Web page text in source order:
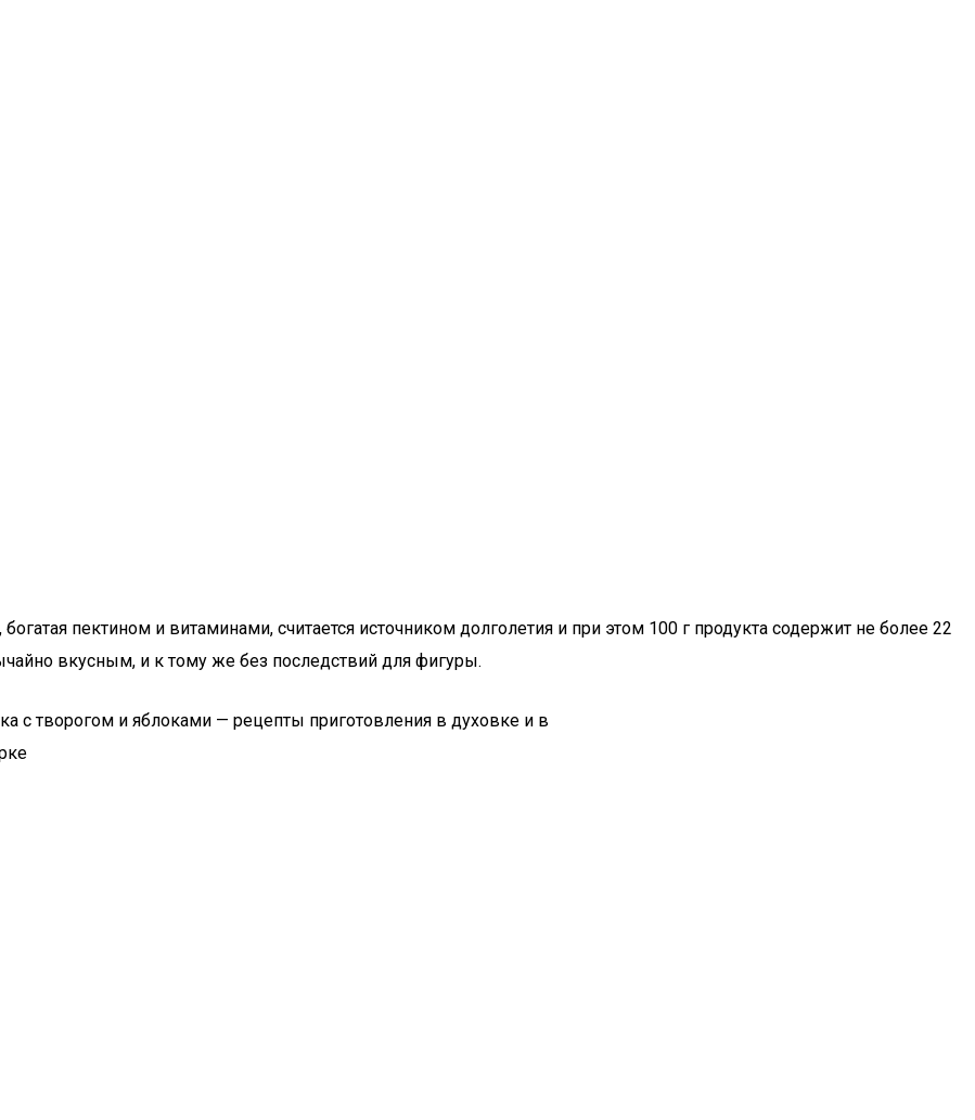
пектином и витаминами, считается источником долголетия и при этом 100 г продукта содержит не более 22
вкусным, и к тому же без последствий для фигуры.